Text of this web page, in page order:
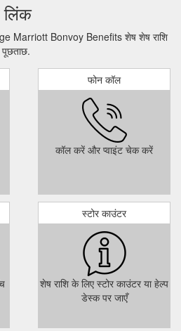
लिंक
Marriott Bonvoy Benefits शेष शेष राशि
फोन कॉल
कॉल करें और प्वाइंट चेक करें
स्टोर काउंटर
शेष राशि के लिए स्टोर काउंटर या हेल्प
डेस्क पर जाएँ